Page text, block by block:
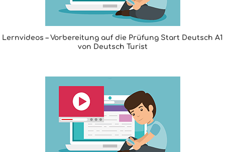
Lernvideos – Vorbereitung auf die Prüfung Start Deutsch A1
von Deutsch Turist